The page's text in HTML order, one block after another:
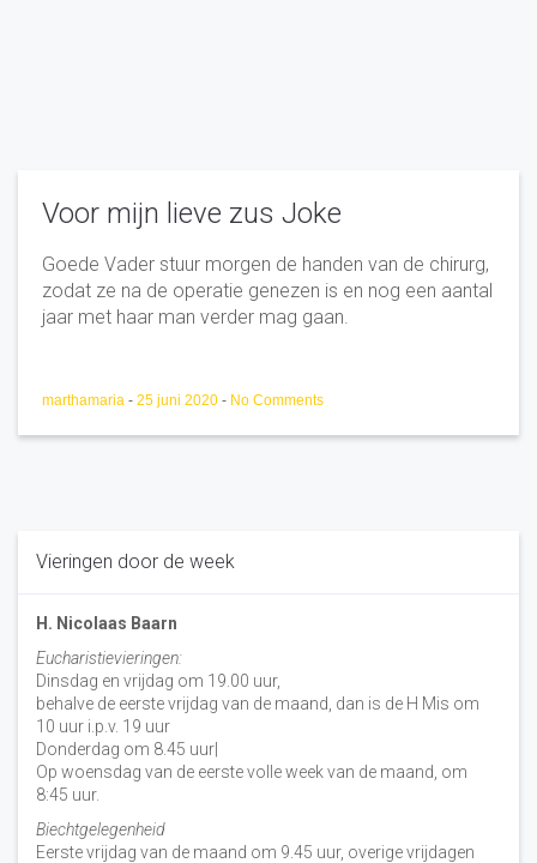
Voor mijn lieve zus Joke
Goede Vader stuur morgen de handen van de chirurg,
zodat ze na de operatie genezen is en nog een aantal
jaar met haar man verder mag gaan.
marthamaria - 25 juni 2020 - No Comments
Vieringen door de week
H. Nicolaas Baarn
Eucharistievieringen:
Dinsdag en vrijdag om 19.00 uur,
behalve de eerste vrijdag van de maand, dan is de H Mis om
10 uur i.p.v. 19 uur
Donderdag om 8.45 uur|
Op woensdag van de eerste volle week van de maand, om
8:45 uur.
Biechtgelegenheid
Eerste vrijdag van de maand om 9.45 uur, overige vrijdagen